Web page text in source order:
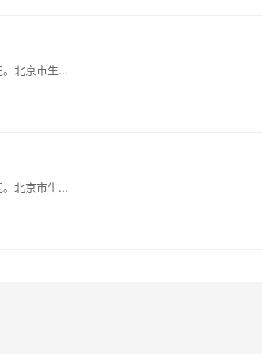
北京市生...
北京市生...